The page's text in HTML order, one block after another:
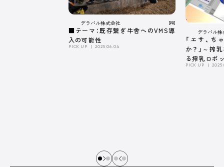
デラバル株式会社 [PR]
■テーマ：既存繋ぎ牛舎へのVMS導
入の可能性
PICK UP 2025.06.04
デラバル
「エサ、ち
か？」～搾
る搾乳ロボ
係～
PICK UP